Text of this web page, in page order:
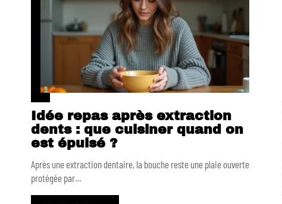
Idée repas après extraction
dents : que cuisiner quand on
est épuisé ?
Après une extraction dentaire, la bouche reste une plaie ouverte
protégée par…